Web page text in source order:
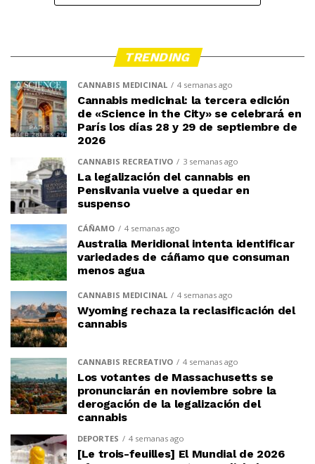
TRENDING
CANNABIS MEDICINAL 4 semanas ago
Cannabis medicinal: la tercera edición
de «Science in the City» se celebrará en
París los días 28 y 29 de septiembre de
2026
CANNABIS RECREATIVO 3 semanas ago
La legalización del cannabis en
Pensilvania vuelve a quedar en
suspenso
CÁÑAMO 4 semanas ago
Australia Meridional intenta identificar
variedades de cáñamo que consuman
menos agua
CANNABIS MEDICINAL 4 semanas ago
Wyoming rechaza la reclasificación del
cannabis
CANNABIS RECREATIVO 4 semanas ago
Los votantes de Massachusetts se
pronunciarán en noviembre sobre la
derogación de la legalización del
cannabis
DEPORTES 4 semanas ago
[Le trois-feuilles] El Mundial de 2026